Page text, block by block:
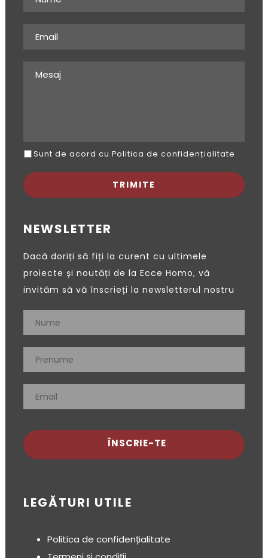
Sunt de acord cu Politica de confidențialitate
NEWSLETTER
Dacă doriți să fiți la curent cu ultimele
proiecte și noutăți de la Ecce Homo, vă
invităm să vă înscrieți la newsletterul nostru
ÎNSCRIE-TE
LEGĂTURI UTILE
Politica de confidențialitate